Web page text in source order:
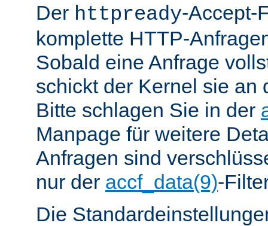
Der httpready-Accept-
komplette HTTP-
Sobald eine Anfrage
schickt der Kernel sie an
Bitte schlagen Sie in der
Manpage für weitere
Anfragen sind
nur der accf_data(9)-
Die